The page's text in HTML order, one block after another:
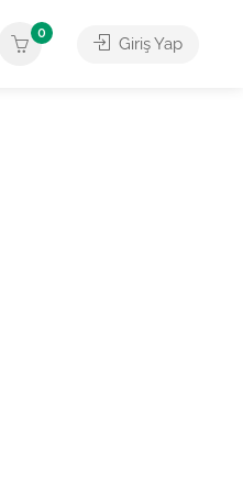
0
Giriş Yap